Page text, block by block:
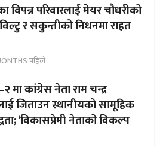
विपन्न परिवारलाई मेयर चौधरीको
र सकुन्तीको निधनमा राहत
पहिले
मा कांग्रेस नेता राम चन्द्र
जिताउन स्थानीयको सामूहिक
‘विकासप्रेमी नेताको विकल्प